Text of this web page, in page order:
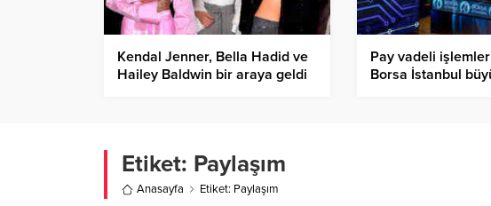
Kendal Jenner, Bella Hadid ve
Hailey Baldwin bir araya geldi
Pay vadeli
Borsa İstanbul
Etiket: Paylaşım
Anasayfa Etiket: Paylaşım